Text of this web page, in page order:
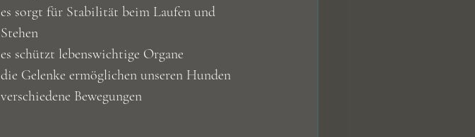
es sorgt für Stabilität beim Laufen und
Stehen
es schützt lebenswichtige Organe
die Gelenke ermöglichen unseren Hunden
verschiedene Bewegungen